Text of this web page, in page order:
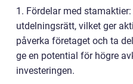
1. Fördelar med
utdelningsrätt, vilket ger
påverka företaget och ta
ge en potential för högre
investeringen.